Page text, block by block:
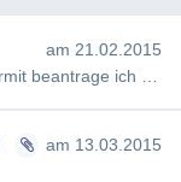
am 21.02.2015
am 13.03.2015